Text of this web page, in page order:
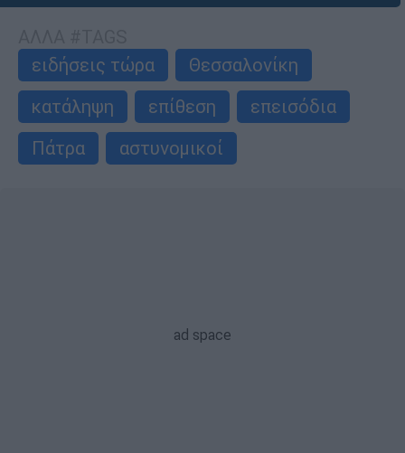
ειδήσεις τώρα
Θεσσαλονίκη
κατάληψη
επίθεση
επεισόδια
Πάτρα
αστυνομικοί